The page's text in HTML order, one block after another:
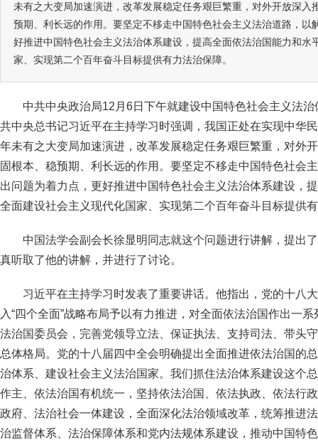
未有之大变局加速演进，改革发展稳定任务艰巨繁重，对外开放深入
预期、利长远的作用。要坚定不移走中国特色社会主义法治道路，以
好推进中国特色社会主义法治体系建设，提高全面依法治国能力和水
家、实现第二个百年奋斗目标提供有力法治保障。
中共中央政治局12月6日下午就建设中国特色社会主义法
共中央总书记习近平在主持学习时强调，我国正处在实现中华
年未有之大变局加速演进，改革发展稳定任务艰巨繁重，对外
固根本、稳预期、利长远的作用。要坚定不移走中国特色社会
出问题为着力点，更好推进中国特色社会主义法治体系建设，
全面建设社会主义现代化国家、实现第二个百年奋斗目标提供
中国法学会副会长徐显明同志就这个问题进行讲解，提出
真听取了他的讲解，并进行了讨论。
习近平在主持学习时发表了重要讲话。他指出，党的十八
入“四个全面”战略布局予以有力推进，对全面依法治国作出一
法治国委员会，完善党领导立法、保证执法、支持司法、带头
总体格局。党的十八届四中全会明确提出全面推进依法治国的
治体系、建设社会主义法治国家。我们抓住法治体系建设这个
作主、依法治国有机统一，坚持依法治国、依法执政、依法行
政府、法治社会一体建设，全面深化法治领域改革，统筹推进
治监督体系、法治保障体系和党内法规体系建设，推动中国特